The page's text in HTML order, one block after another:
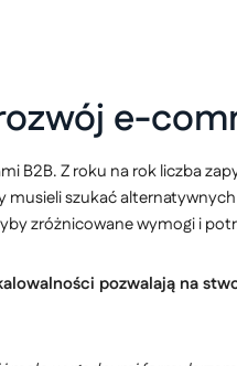
e-
Z roku na rok liczba
szukać
zróżnicowane wymogi i
pozwalają na